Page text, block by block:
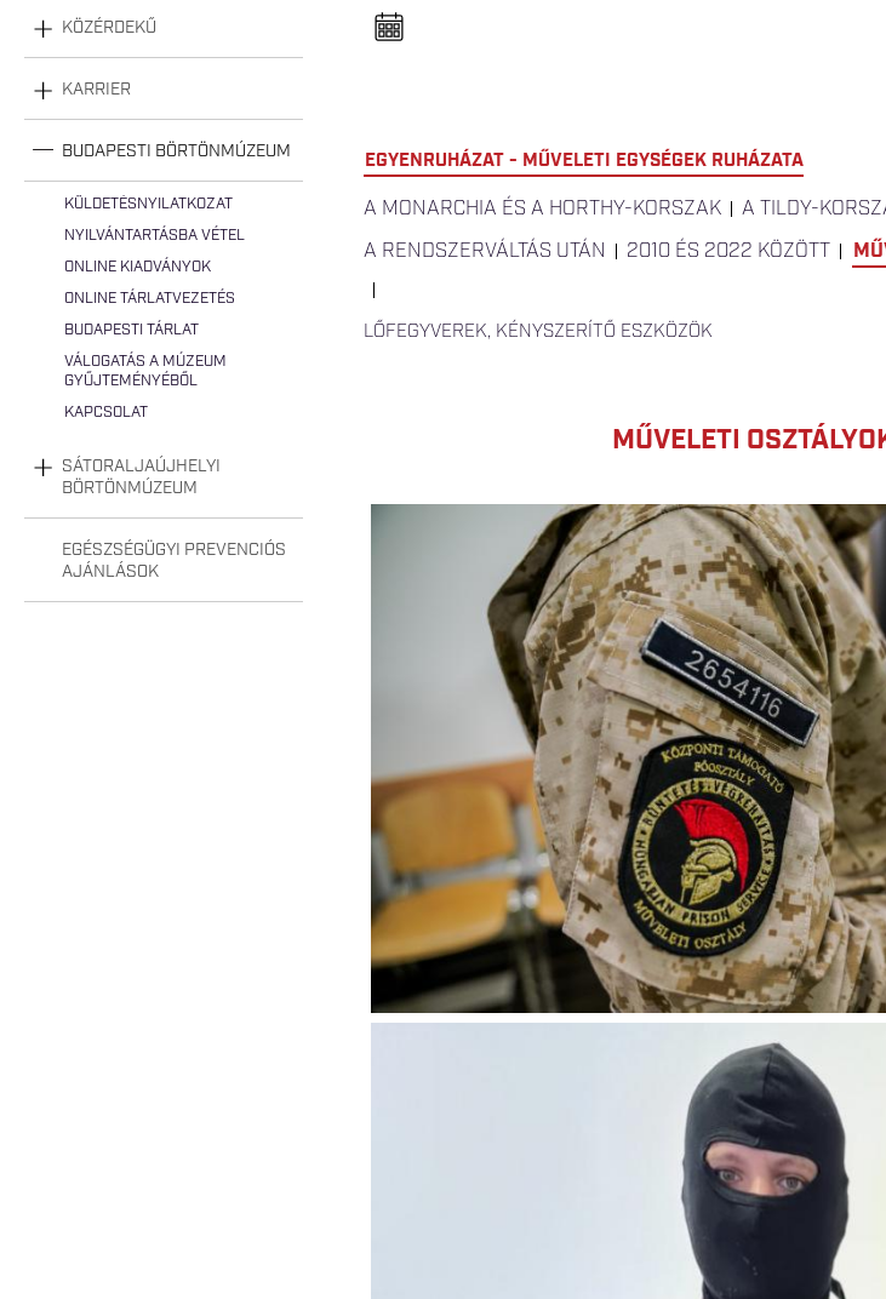
KÖZÉRDEKŰ
KARRIER
BUDAPESTI BÖRTÖNMÚZEUM
KÜLDETÉSNYILATKOZAT
NYILVÁNTARTÁSBA VÉTEL
ONLINE KIADVÁNYOK
ONLINE TÁRLATVEZETÉS
BUDAPESTI TÁRLAT
VÁLOGATÁS A MÚZEUM
GYŰJTEMÉNYÉBŐL
KAPCSOLAT
SÁTORALJAÚJHELYI
BÖRTÖNMÚZEUM
EGÉSZSÉGÜGYI PREVENCIÓS
AJÁNLÁSOK
e
l
s
a
EGYENRUHÁZAT - MŰVELETI EGYSÉGEK RUHÁZATA
A MONARCHIA ÉS A HORTHY-KORSZAK A TILDY-
A RENDSZERVÁLTÁS UTÁN
2010 ÉS 2022 KÖZÖTT
LŐFEGYVEREK, KÉNYSZERÍTŐ ESZKÖZÖK
MŰVELETI